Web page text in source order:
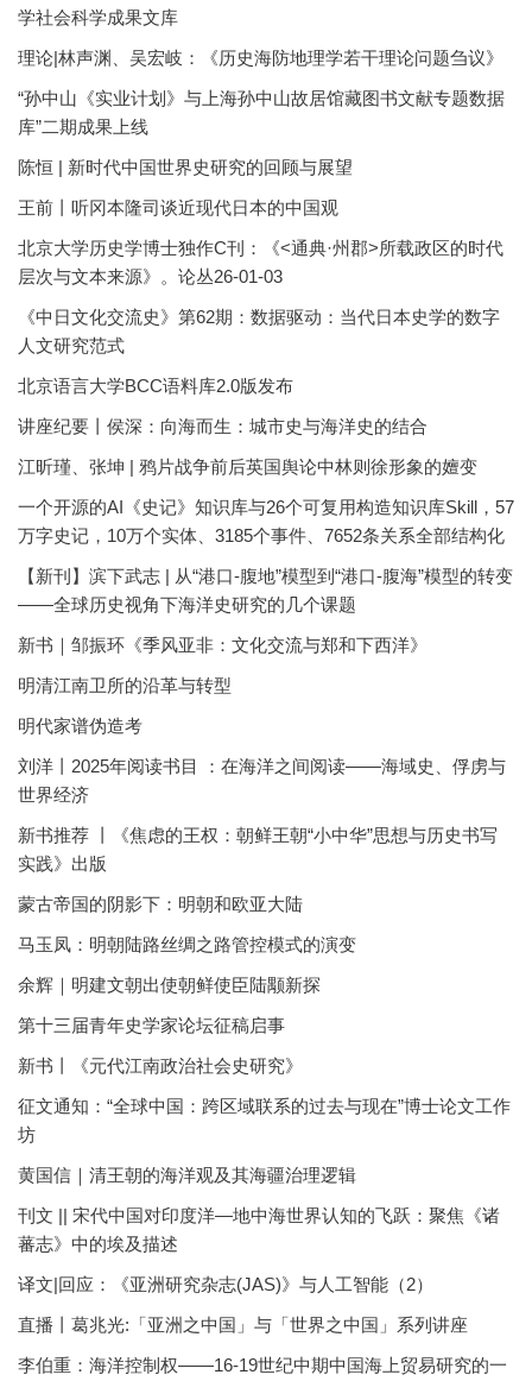
学社会科学成果文库
理论|林声渊、吴宏岐：《历史海防地理学若干理论问题刍议》
“孙中山《实业计划》与上海孙中山故居馆藏图书文献专题数据
库”二期成果上线
陈恒 | 新时代中国世界史研究的回顾与展望
王前丨听冈本隆司谈近现代日本的中国观
北京大学历史学博士独作C刊：《<通典·州郡>所载政区的时代
层次与文本来源》。论丛26-01-03
《中日文化交流史》第62期：数据驱动：当代日本史学的数字
人文研究范式
北京语言大学BCC语料库2.0版发布
讲座纪要丨侯深：向海而生：城市史与海洋史的结合
江昕瑾、张坤 | 鸦片战争前后英国舆论中林则徐形象的嬗变
一个开源的AI《史记》知识库与26个可复用构造知识库Skill，57
万字史记，10万个实体、3185个事件、7652条关系全部结构化
【新刊】滨下武志 | 从“港口-腹地”模型到“港口-腹海”模型的转变
——全球历史视角下海洋史研究的几个课题
新书｜邹振环《季风亚非：文化交流与郑和下西洋》
明清江南卫所的沿革与转型
明代家谱伪造考
刘洋丨2025年阅读书目 ：在海洋之间阅读——海域史、俘虏与
世界经济
新书推荐 丨《焦虑的王权：朝鲜王朝“小中华”思想与历史书写
实践》出版
蒙古帝国的阴影下：明朝和欧亚大陆
马玉凤：明朝陆路丝绸之路管控模式的演变
余辉｜明建文朝出使朝鲜使臣陆颙新探
第十三届青年史学家论坛征稿启事
新书丨《元代江南政治社会史研究》
征文通知：“全球中国：跨区域联系的过去与现在”博士论文工作
坊
黄国信｜清王朝的海洋观及其海疆治理逻辑
刊文 || 宋代中国对印度洋—地中海世界认知的飞跃：聚焦《诸
蕃志》中的埃及描述
译文|回应：《亚洲研究杂志(JAS)》与人工智能（2）
直播丨葛兆光:「亚洲之中国」与「世界之中国」系列讲座
李伯重：海洋控制权——16-19世纪中期中国海上贸易研究的一